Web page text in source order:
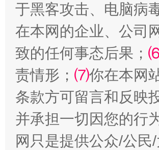
解纷+调解+退费，一次搞定
于黑客攻击、电脑病
在本网的企业、公司
致的任何事态后果；
责情形； ⑺你在本网
条款方可留言和反映
并承担一切因您的行
网只是提供公众/公